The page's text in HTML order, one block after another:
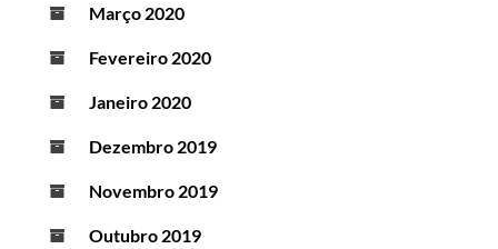
Março 2020
Fevereiro 2020
Janeiro 2020
Dezembro 2019
Novembro 2019
Outubro 2019